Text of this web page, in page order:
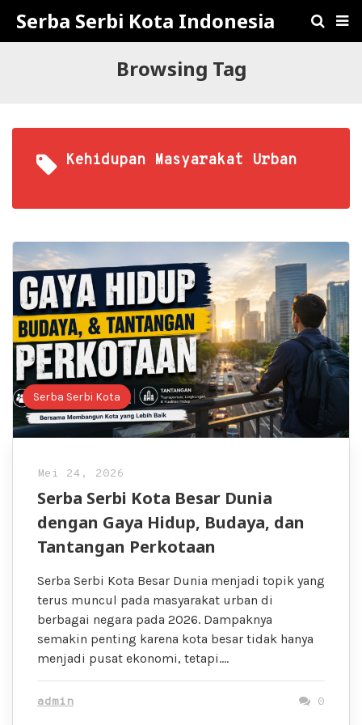
Serba Serbi Kota Indonesia
Browsing Tag
Kehidupan Masyarakat Urban
Serba Serbi Kota
Mei 24, 2026
Serba Serbi Kota Besar Dunia
dengan Gaya Hidup, Budaya, dan
Tantangan Perkotaan
Serba Serbi Kota Besar Dunia menjadi topik yang
terus muncul pada masyarakat urban di
berbagai negara pada 2026. Dampaknya
semakin penting karena kota besar tidak hanya
menjadi pusat ekonomi, tetapi….
admin 0